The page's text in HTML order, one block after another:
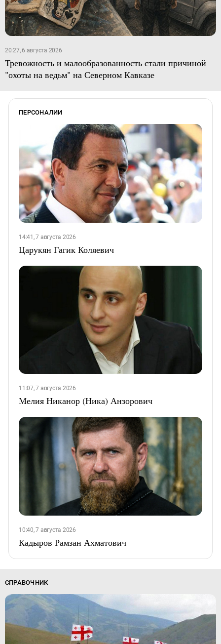
20:27, 6 августа 2026
Тревожность и малообразованность стали причиной
"охоты на ведьм" на Северном Кавказе
ПЕРСОНАЛИИ
14:41, 7 августа 2026
Царукян Гагик Коляевич
11:07, 7 августа 2026
Мелия Никанор (Ника) Анзорович
10:40, 7 августа 2026
Кадыров Рамзан Ахматович
СПРАВОЧНИК